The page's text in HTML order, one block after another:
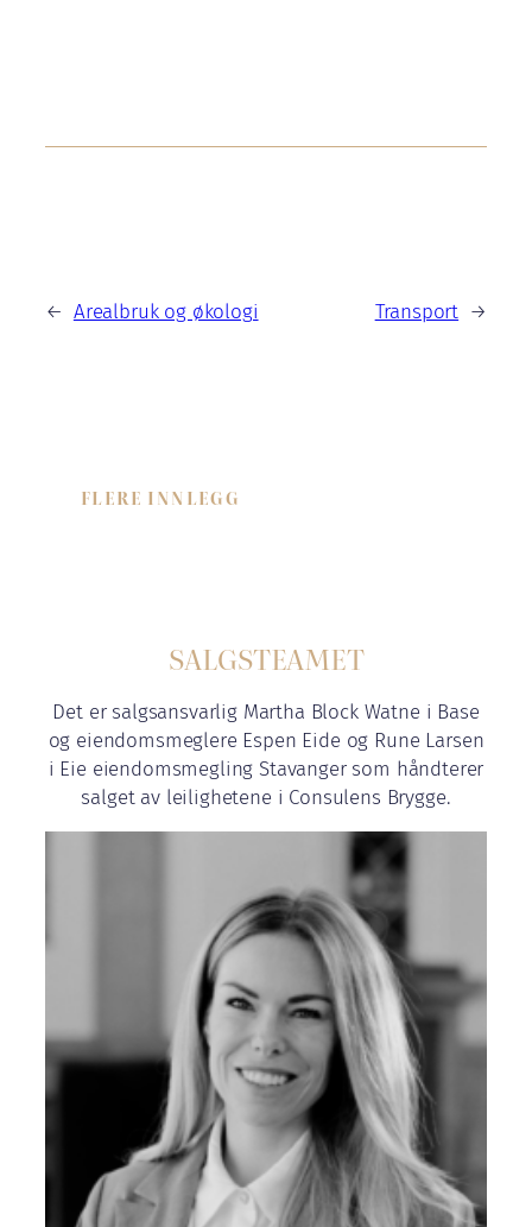
← Arealbruk og økologi Transport →
FLERE INNLEGG
SALGSTEAMET
Det er salgsansvarlig Martha Block Watne i Base
og eiendomsmeglere Espen Eide og Rune Larsen
i Eie eiendomsmegling Stavanger som håndterer
salget av leilighetene i Consulens Brygge.